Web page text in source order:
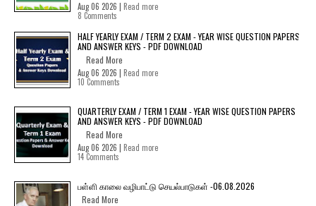
Aug 06 2026 | Read more
8 Comments
HALF YEARLY EXAM / TERM 2 EXAM - YEAR WISE QUESTION PAPERS
AND ANSWER KEYS - PDF DOWNLOAD
Read More
Aug 06 2026 | Read more
10 Comments
QUARTERLY EXAM / TERM 1 EXAM - YEAR WISE QUESTION PAPERS
AND ANSWER KEYS - PDF DOWNLOAD
Read More
Aug 06 2026 | Read more
14 Comments
பள்ளி காலை வழிபாட்டு செயல்பாடுகள் -06.08.2026
Read More